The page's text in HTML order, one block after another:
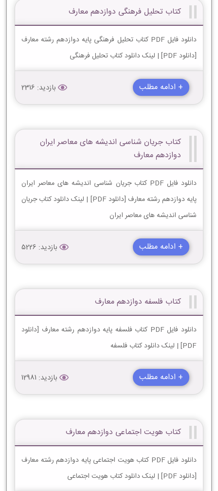
کتاب تحلیل فرهنگی دوازدهم معارف
دانلود فایل PDF کتاب تحلیل فرهنگی پایه دوازدهم رشته معارف
[دانلود PDF] | لینک دانلود کتاب تحلیل فرهنگی
+ ادامه مطلب بازدید: 2316
کتاب جریان شناسی اندیشه های معاصر ایران
دوازدهم معارف
دانلود فایل PDF کتاب جریان شناسی اندیشه های معاصر ایران
پایه دوازدهم رشته معارف [دانلود PDF] | لینک دانلود کتاب جریان
شناسی اندیشه های معاصر ایران
+ ادامه مطلب بازدید: 5226
کتاب فلسفه دوازدهم معارف
دانلود فایل PDF کتاب فلسفه پایه دوازدهم رشته معارف [دانلود
PDF] | لینک دانلود کتاب فلسفه
+ ادامه مطلب بازدید: 12981
کتاب هویت اجتماعی دوازدهم معارف
دانلود فایل PDF کتاب هویت اجتماعی پایه دوازدهم رشته معارف
[دانلود PDF] | لینک دانلود کتاب هویت اجتماعی